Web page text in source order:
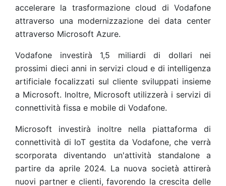
accelerare la trasformazione cloud di Vodafone
attraverso una modernizzazione dei data center
attraverso Microsoft Azure.
Vodafone investirà 1,5 miliardi di dollari nei
prossimi dieci anni in servizi cloud e di intelligenza
artificiale focalizzati sul cliente sviluppati insieme
a Microsoft. Inoltre, Microsoft utilizzerà i servizi di
connettività fissa e mobile di Vodafone.
Microsoft investirà inoltre nella piattaforma di
connettività di IoT gestita da Vodafone, che verrà
scorporata diventando un'attività standalone a
partire da aprile 2024. La nuova società attirerà
nuovi partner e clienti, favorendo la crescita delle